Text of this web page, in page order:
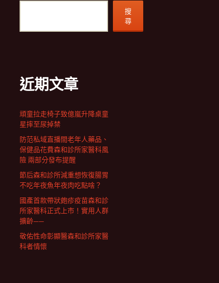
搜
尋
近期文章
頑童拉走椅子致億嵐升降桌童
星摔至尿掉禁
防范私域直播間老年人藥品、
保健品花費森和診所家醫科風
險 兩部分發布提醒
節后森和診所減重想恢復腸胃
不吃年夜魚年夜肉吃點啥？
國產首款帶狀皰疹疫苗森和診
所家醫科正式上市！實用人群
擴齡——
敬佑性命彰顯醫森和診所家醫
科者情懷